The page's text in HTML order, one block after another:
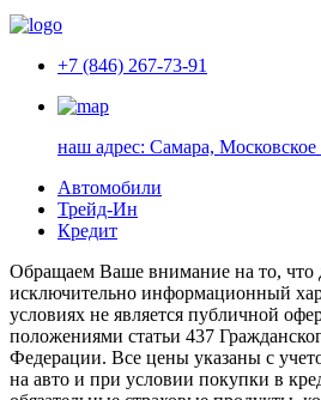
+7 (846) 267-73-91
наш адрес: Самара,
Автомобили
Трейд-Ин
Кредит
Обращаем Ваше внимание на то, что
исключительно информационный
условиях не является публичной
положениями статьи 437
Федерации. Все цены указаны с
на авто и при условии покупки в